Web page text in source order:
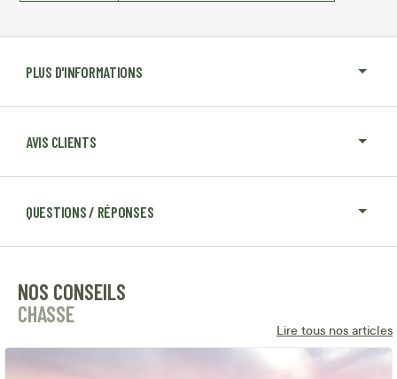
PLUS D'INFORMATIONS
AVIS CLIENTS
QUESTIONS / RÉPONSES
NOS CONSEILS
CHASSE
Lire tous nos articles